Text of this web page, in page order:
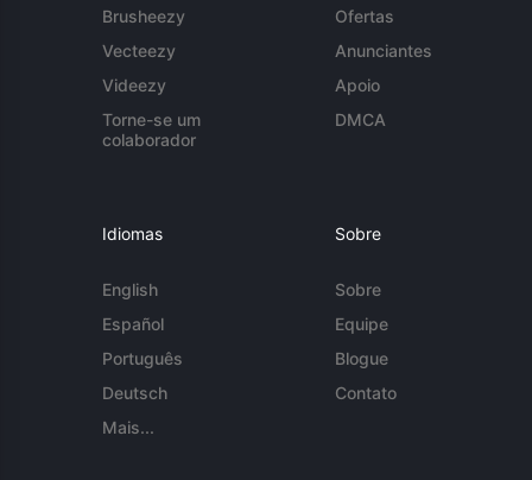
Brusheezy
Vecteezy
Videezy
Torne-se um
colaborador
Ofertas
Anunciantes
Apoio
DMCA
Idiomas
English
Español
Português
Deutsch
Mais...
Sobre
Sobre
Equipe
Blogue
Contato